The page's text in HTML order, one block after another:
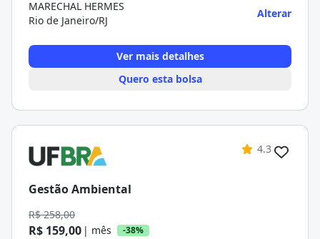
MARECHAL HERMES
Rio de Janeiro/RJ
Alterar
Ver mais detalhes
Quero esta bolsa
4.3
Gestão Ambiental
R$ 258,00
R$ 159,00 | mês -38%